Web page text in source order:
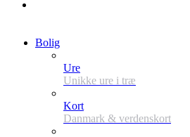
Bolig
Ure
Unikke ure i træ
Kort
Danmark & verdenskort